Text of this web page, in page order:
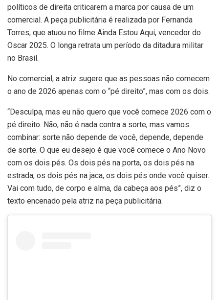
políticos de direita criticarem a marca por causa de um
comercial. A peça publicitária é realizada por Fernanda
Torres, que atuou no filme Ainda Estou Aqui, vencedor do
Oscar 2025. O longa retrata um período da ditadura militar
no Brasil.
No comercial, a atriz sugere que as pessoas não comecem
o ano de 2026 apenas com o “pé direito”, mas com os dois.
“Desculpa, mas eu não quero que você comece 2026 com o
pé direito. Não, não é nada contra a sorte, mas vamos
combinar: sorte não depende de você, depende, depende
de sorte. O que eu desejo é que você comece o Ano Novo
com os dois pés. Os dois pés na porta, os dois pés na
estrada, os dois pés na jaca, os dois pés onde você quiser.
Vai com tudo, de corpo e alma, da cabeça aos pés”, diz o
texto encenado pela atriz na peça publicitária.